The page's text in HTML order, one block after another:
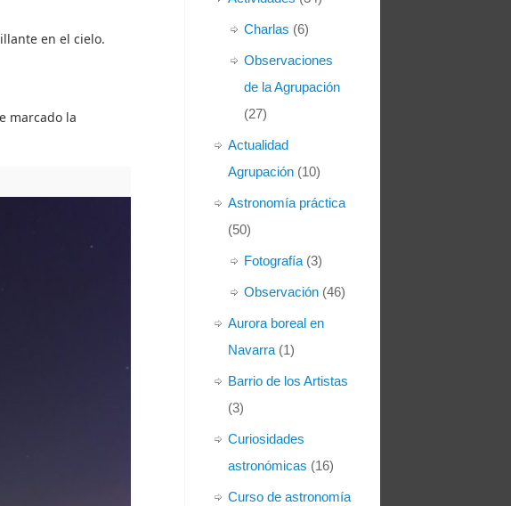
en el cielo.
marcado la
Charlas (6)
Observaciones
de la Agrupación
(27)
Actualidad
Agrupación (10)
Astronomía práctica
(50)
Fotografía (3)
Observación (46)
Aurora boreal en
Navarra (1)
Barrio de los Artistas
(3)
Curiosidades
astronómicas (16)
Curso de astronomía